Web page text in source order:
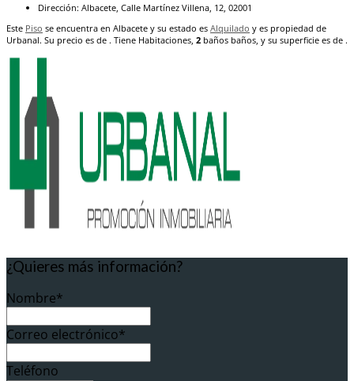
Dirección: Albacete, Calle Martínez Villena, 12, 02001
Este Piso se encuentra en Albacete y su estado es Alquilado y es propiedad de
Urbanal. Su precio es de . Tiene Habitaciones, 2 baños baños, y su superficie es de .
¿Quieres más información?
Nombre*
Correo electrónico*
Teléfono